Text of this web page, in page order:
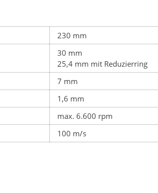
230 mm
30 mm
25,4 mm mit Reduzierring
7 mm
1,6 mm
max. 6.600 rpm
100 m/s